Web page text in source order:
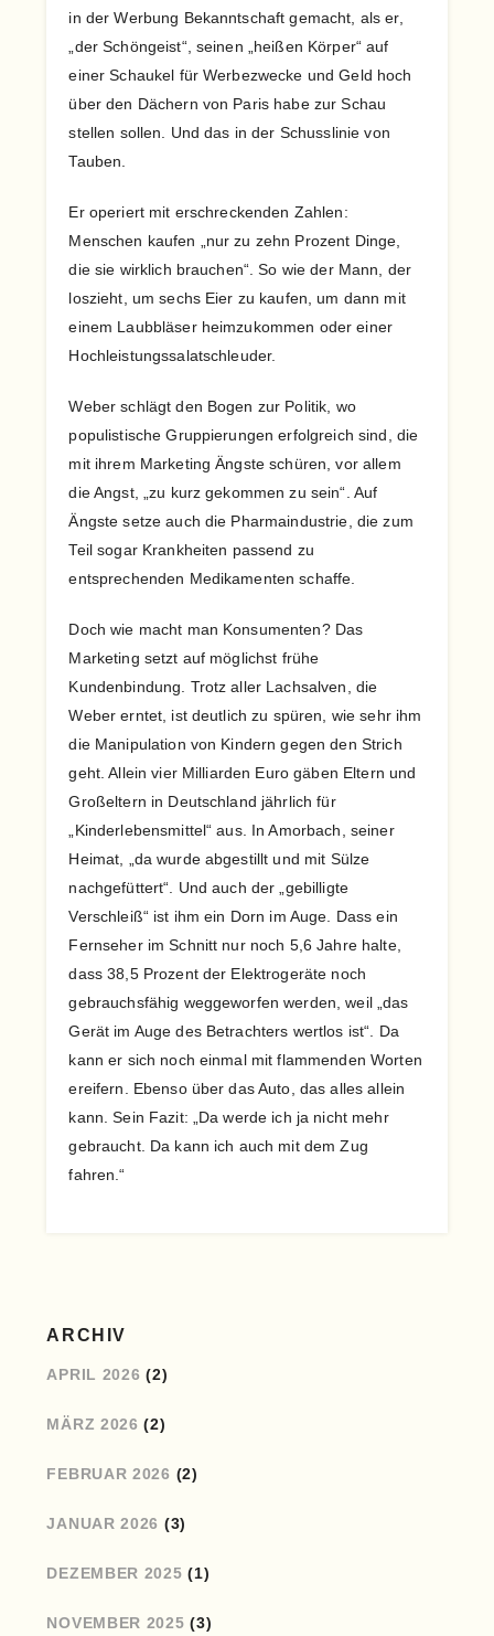
in der Werbung Bekanntschaft gemacht, als er,
„der Schöngeist“, seinen „heißen Körper“ auf
einer Schaukel für Werbezwecke und Geld hoch
über den Dächern von Paris habe zur Schau
stellen sollen. Und das in der Schusslinie von
Tauben.
Er operiert mit erschreckenden Zahlen:
Menschen kaufen „nur zu zehn Prozent Dinge,
die sie wirklich brauchen“. So wie der Mann, der
loszieht, um sechs Eier zu kaufen, um dann mit
einem Laubbläser heimzukommen oder einer
Hochleistungssalatschleuder.
Weber schlägt den Bogen zur Politik, wo
populistische Gruppierungen erfolgreich sind, die
mit ihrem Marketing Ängste schüren, vor allem
die Angst, „zu kurz gekommen zu sein“. Auf
Ängste setze auch die Pharmaindustrie, die zum
Teil sogar Krankheiten passend zu
entsprechenden Medikamenten schaffe.
Doch wie macht man Konsumenten? Das
Marketing setzt auf möglichst frühe
Kundenbindung. Trotz aller Lachsalven, die
Weber erntet, ist deutlich zu spüren, wie sehr ihm
die Manipulation von Kindern gegen den Strich
geht. Allein vier Milliarden Euro gäben Eltern und
Großeltern in Deutschland jährlich für
„Kinderlebensmittel“ aus. In Amorbach, seiner
Heimat, „da wurde abgestillt und mit Sülze
nachgefüttert“. Und auch der „gebilligte
Verschleiß“ ist ihm ein Dorn im Auge. Dass ein
Fernseher im Schnitt nur noch 5,6 Jahre halte,
dass 38,5 Prozent der Elektrogeräte noch
gebrauchsfähig weggeworfen werden, weil „das
Gerät im Auge des Betrachters wertlos ist“. Da
kann er sich noch einmal mit flammenden Worten
ereifern. Ebenso über das Auto, das alles allein
kann. Sein Fazit: „Da werde ich ja nicht mehr
gebraucht. Da kann ich auch mit dem Zug
fahren.“
ARCHIV
APRIL 2026 (2)
MÄRZ 2026 (2)
FEBRUAR 2026 (2)
JANUAR 2026 (3)
DEZEMBER 2025 (1)
NOVEMBER 2025 (3)